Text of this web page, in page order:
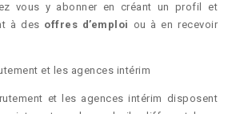
vous y abonner en créant un profil et
à des offres d’emploi ou à en recevoir
et les agences intérim
et les agences intérim disposent